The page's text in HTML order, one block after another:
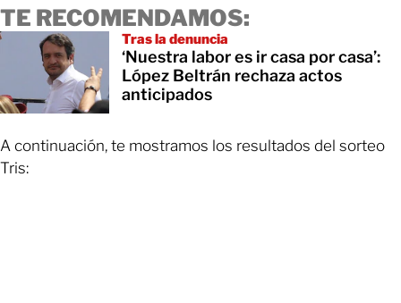
TE RECOMENDAMOS:
Tras la denuncia
‘Nuestra labor es ir casa por casa’:
López Beltrán rechaza actos
anticipados
A continuación, te mostramos los resultados del sorteo
Tris: